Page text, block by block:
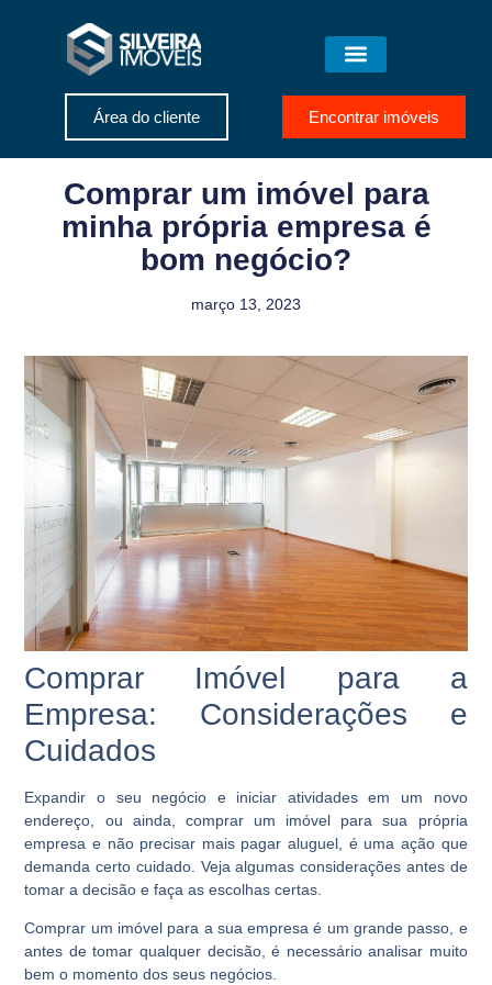
Área do cliente Encontrar imóveis
Comprar um imóvel para
minha própria empresa é
bom negócio?
março 13, 2023
Comprar Imóvel para a
Empresa: Considerações e
Cuidados
Expandir o seu negócio e iniciar atividades em um novo
endereço, ou ainda, comprar um imóvel para sua própria
empresa e não precisar mais pagar aluguel, é uma ação que
demanda certo cuidado. Veja algumas considerações antes de
tomar a decisão e faça as escolhas certas.
Comprar um imóvel para a sua empresa é um grande passo, e
antes de tomar qualquer decisão, é necessário analisar muito
bem o momento dos seus negócios.